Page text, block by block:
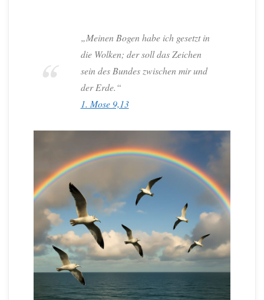
„Meinen Bogen habe ich gesetzt in
die Wolken; der soll das Zeichen
sein des Bundes zwischen mir und
der Erde.“
1. Mose 9,13